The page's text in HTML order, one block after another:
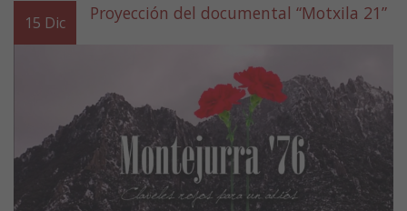
15 Dic Proyección del documental “Motxila 21”